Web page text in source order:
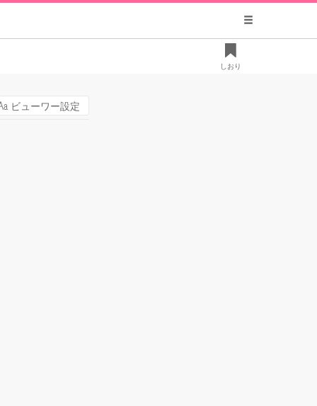
しおり
ビューワー設定